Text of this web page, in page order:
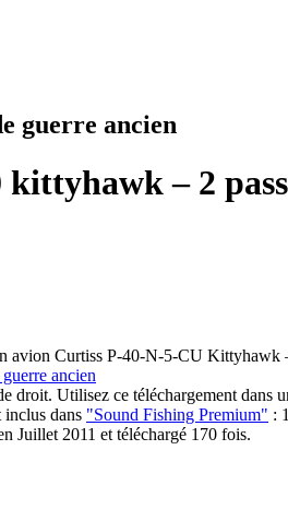
guerre ancien
– 2
avion Curtiss P-40-N-5-CU Kittyhawk
ancien
droit. Utilisez ce téléchargement dans
inclus dans "Sound Fishing Premium" :
Juillet 2011 et téléchargé 170 fois.